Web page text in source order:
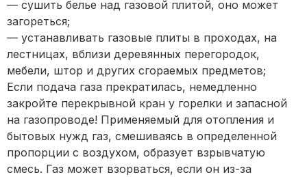
— сушить белье над газовой плитой, оно может
загореться;
— устанавливать газовые плиты в проходах, на
лестницах, вблизи деревянных перегородок,
мебели, штор и других сгораемых предметов;
Если подача газа прекратилась, немедленно
закройте перекрывной кран у горелки и запасной
на газопроводе! Применяемый для отопления и
бытовых нужд газ, смешиваясь в определенной
пропорции с воздухом, образует взрывчатую
смесь. Газ может взорваться, если он из-за